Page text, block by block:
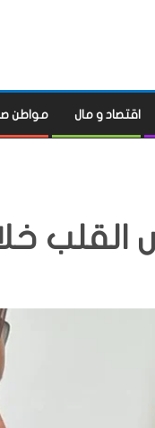
اقتصاد و مال مواطن
15